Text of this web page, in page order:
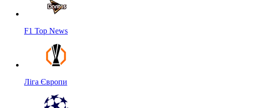
F1 Top News
Ліга Європи